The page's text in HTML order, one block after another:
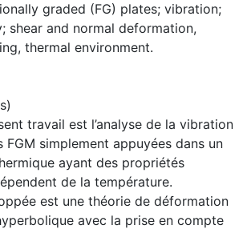
graded (FG) plates; vibration;
shear and normal deformation,
thermal environment.
travail est l’analyse de la vibration
FGM simplement appuyées dans un
ayant des propriétés
de la température.
est une théorie de déformation
avec la prise en compte